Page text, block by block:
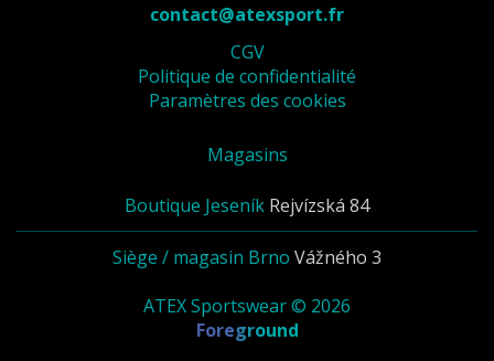
contact@atexsport.fr
CGV
Politique de confidentialité
Paramètres des cookies
Magasins
Boutique Jeseník Rejvízská 84
Siège / magasin Brno Vážného 3
ATEX Sportswear © 2026
Foreground